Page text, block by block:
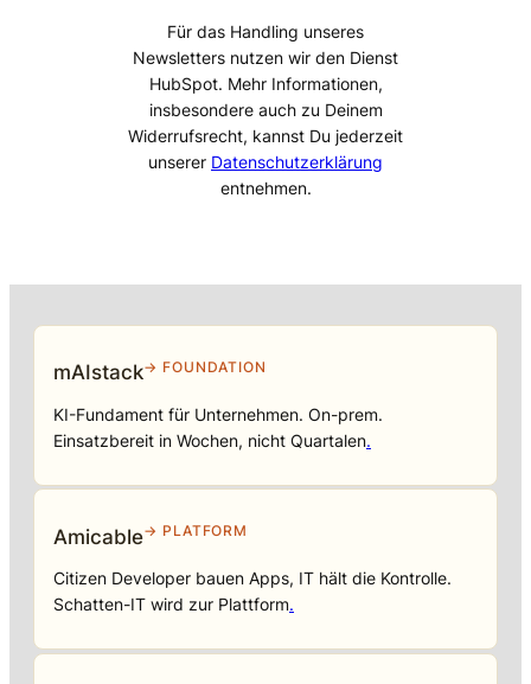
Für das Handling unseres
Newsletters nutzen wir den Dienst
HubSpot. Mehr Informationen,
insbesondere auch zu Deinem
Widerrufsrecht, kannst Du jederzeit
unserer Datenschutzerklärung
entnehmen.
mAIstack→ FOUNDATION
KI-Fundament für Unternehmen. On-prem.
Einsatzbereit in Wochen, nicht Quartalen.
Amicable→ PLATFORM
Citizen Developer bauen Apps, IT hält die Kontrolle.
Schatten-IT wird zur Plattform.